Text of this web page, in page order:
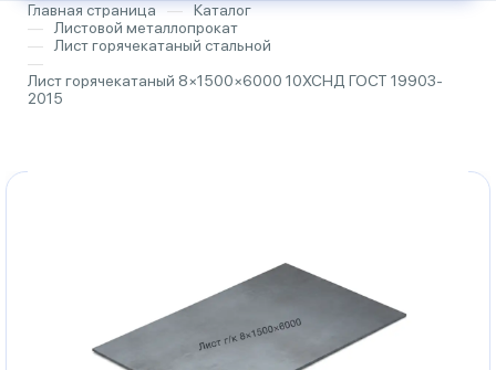
Главная страница —
Каталог
—
Листовой металлопрокат
—
Лист горячекатаный стальной
—
Лист горячекатаный 8×1500×6000 10ХСНД ГОСТ 19903-
2015